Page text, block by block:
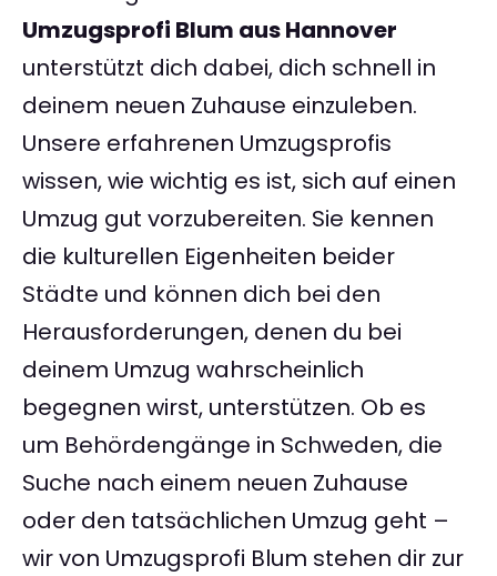
Umzugsprofi Blum aus Hannover
unterstützt dich dabei, dich schnell in
deinem neuen Zuhause einzuleben.
Unsere erfahrenen Umzugsprofis
wissen, wie wichtig es ist, sich auf einen
Umzug gut vorzubereiten. Sie kennen
die kulturellen Eigenheiten beider
Städte und können dich bei den
Herausforderungen, denen du bei
deinem Umzug wahrscheinlich
begegnen wirst, unterstützen. Ob es
um Behördengänge in Schweden, die
Suche nach einem neuen Zuhause
oder den tatsächlichen Umzug geht –
wir von Umzugsprofi Blum stehen dir zur